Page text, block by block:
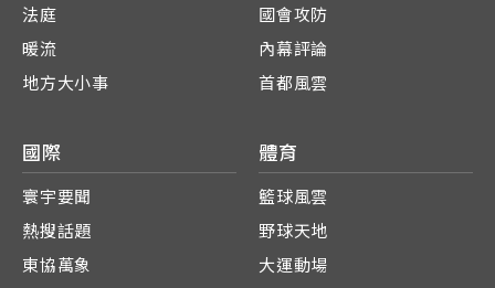
法庭
暖流
地方大小事
國會攻防
內幕評論
首都風雲
國際
寰宇要聞
熱搜話題
東協萬象
體育
籃球風雲
野球天地
大運動場